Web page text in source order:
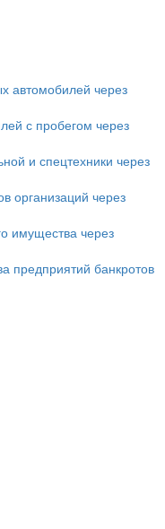
автомобилей через
с пробегом через
и спецтехники через
организаций через
имущества через
предприятий банкротов